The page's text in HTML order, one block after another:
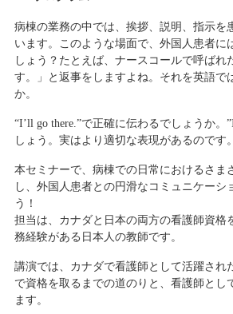
病棟の業務の中では、挨拶、説明、指示を
います。このような場面で、外国人患者に
しょう？たとえば、ナースコールで呼ばれ
す。」と返事をしますよね。それを英語で
か。
“I’ll go there.”で正確に伝わるでしょうか。
しょう。実はより適切な表現があるのです。
本セミナーで、病棟での日常におけるさま
し、外国人患者との円滑なコミュニケーシ
う！
担当は、カナダと日本の両方の看護師資格
務経験がある日本人の教師です。
講演では、カナダで看護師として活躍され
で資格を取るまでの道のりと、看護師とし
ます。